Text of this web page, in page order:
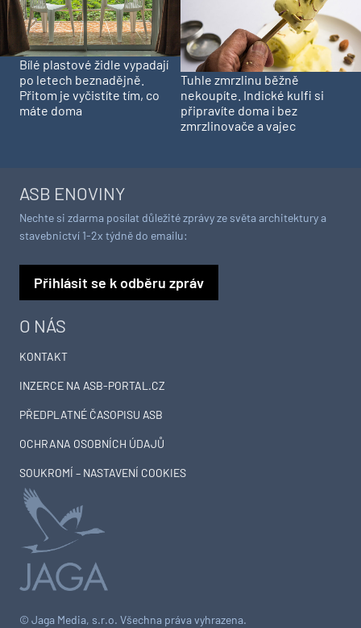
Bílé plastové židle vypadají
po letech beznadějně.
Přitom je vyčistíte tím, co
máte doma
Tuhle zmrzlinu běžně
nekoupíte. Indické kulfi si
připravíte doma i bez
zmrzlinovače a vajec
© Jaga Media, s.r.o. Všechna práva vyhrazena.
O NÁS
KONTAKT
INZERCE NA ASB-PORTAL.CZ
PŘEDPLATNÉ ČASOPISU ASB
OCHRANA OSOBNÍCH ÚDAJŮ
SOUKROMÍ – NASTAVENÍ COOKIES
ASB ENOVINY
Nechte si zdarma posílat důležité zprávy ze světa architektury a
stavebnictví 1-2x týdně do emailu:
Přihlásit se k odběru zpráv